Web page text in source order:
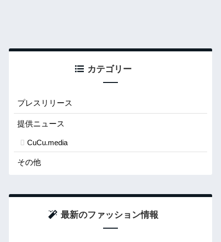
カテゴリー
プレスリリース
提供ニュース
CuCu.media
その他
最新のファッション情報